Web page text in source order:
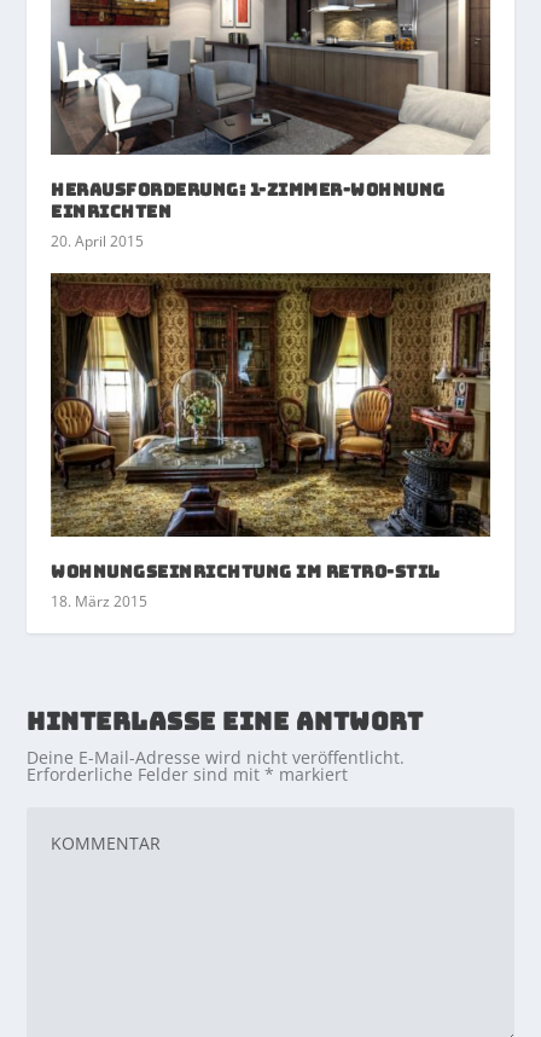
Herausforderung: 1-Zimmer-Wohnung
einrichten
20. April 2015
Wohnungseinrichtung im Retro-Stil
18. März 2015
HINTERLASSE EINE ANTWORT
Deine E-Mail-Adresse wird nicht veröffentlicht.
Erforderliche Felder sind mit* markiert